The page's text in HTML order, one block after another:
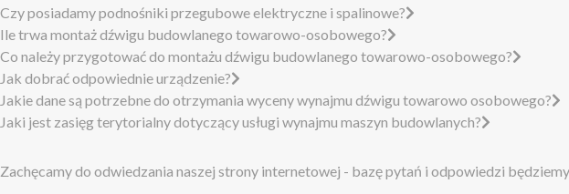
Czy posiadamy podnośniki przegubowe elektryczne i spalinowe?
Ile trwa montaż dźwigu budowlanego towarowo-osobowego?
Co należy przygotować do montażu dźwigu budowlanego towarowo-osobowego?
Jak dobrać odpowiednie urządzenie?
Jakie dane są potrzebne do otrzymania wyceny wynajmu dźwigu towarowo osobowego?
Jaki jest zasięg terytorialny dotyczący usługi wynajmu maszyn budowlanych?
Zachęcamy do odwiedzania naszej strony internetowej - bazę pytań i odpowiedzi